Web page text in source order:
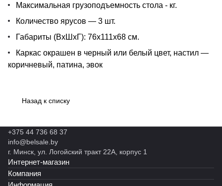
Максимальная грузоподъемность стола - кг.
Количество ярусов — 3 шт.
Габариты (ВхШхГ): 76х111х68 см.
Каркас окрашен в черный или белый цвет, настил —
коричневый, патина, эвок
Назад к списку
+375 44 736 68 37
info@belsale.by
г. Минск, ул. Логойский тракт 22А, корпус 1
Интернет-магазин
Компания